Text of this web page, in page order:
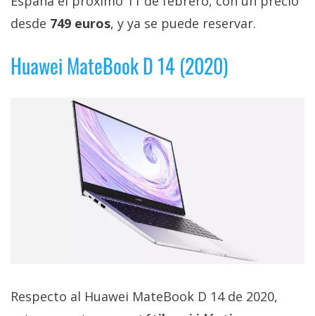
desde 749 euros, y ya se puede reservar.
Huawei MateBook D 14 (2020)
Respecto al Huawei MateBook D 14 de 2020,